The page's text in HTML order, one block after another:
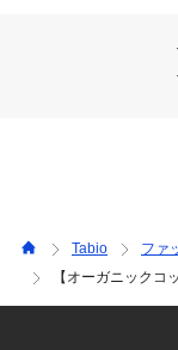
Tabio ファ
【オーガニックコ